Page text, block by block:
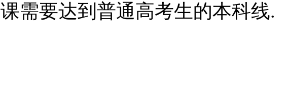
课需要达到普通高考生的本科线.